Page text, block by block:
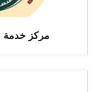
مركز خدمة